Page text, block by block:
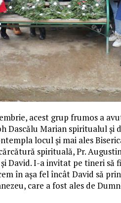
acest grup frumos a
Dascălu Marian spiritualul și
locul și mai ales
spirituală, Pr.
David. I-a invitat pe tineri să
în așa fel încât David să
care a fost ales de